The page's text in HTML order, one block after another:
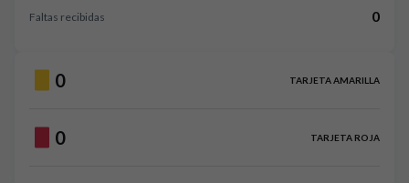
Faltas recibidas 0
0 TARJETA AMARILLA
0 TARJETA ROJA